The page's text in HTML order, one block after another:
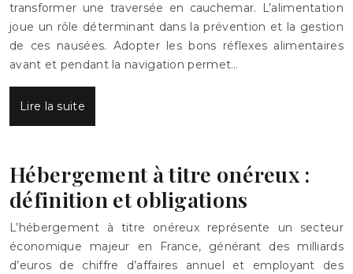
transformer une traversée en cauchemar. L’alimentation
joue un rôle déterminant dans la prévention et la gestion
de ces nausées. Adopter les bons réflexes alimentaires
avant et pendant la navigation permet…
Lire la suite
Hébergement à titre onéreux :
définition et obligations
L’hébergement à titre onéreux représente un secteur
économique majeur en France, générant des milliards
d’euros de chiffre d’affaires annuel et employant des